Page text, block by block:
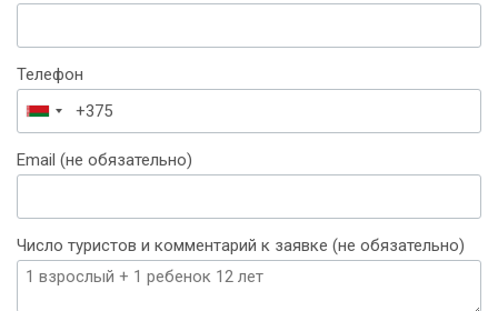
Телефон
Беларусь
+375
Email (не обязательно)
Число туристов и комментарий к заявке (не обязательно)